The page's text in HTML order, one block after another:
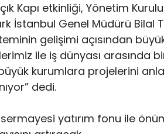
Kapı etkinliği, Yönetim
İstanbul Genel Müdürü
gelişimi açısından büyük
ile iş dünyası
büyük kurumlara projelerini
dedi.
yatırım fonu ile